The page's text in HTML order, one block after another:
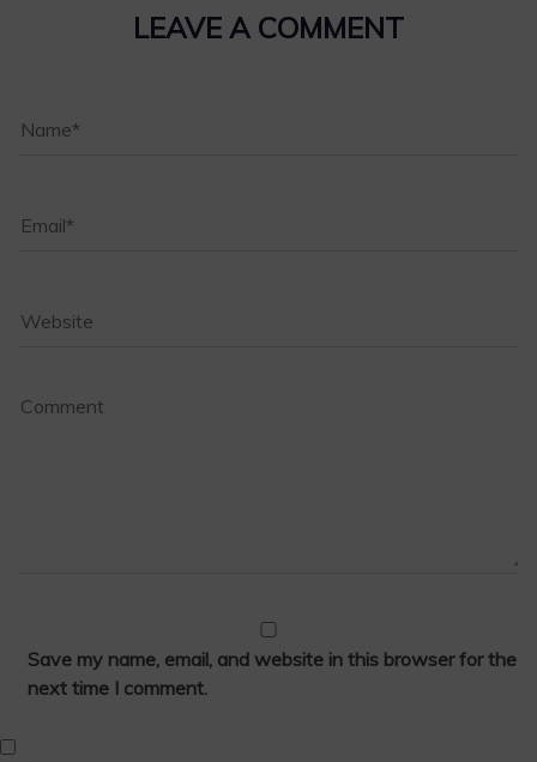
LEAVE A COMMENT
Save my name, email, and website in this browser for the
next time I comment.